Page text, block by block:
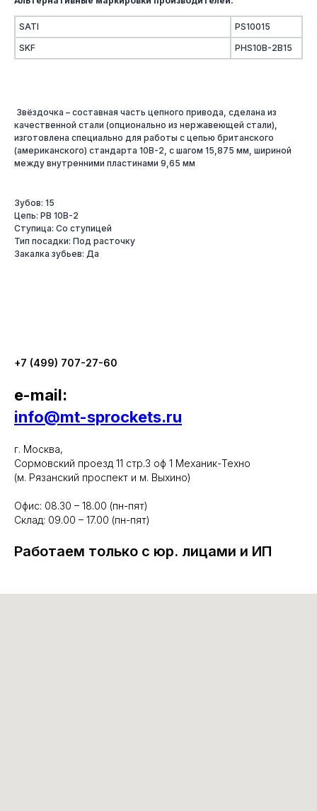
SATI
PS10015
SKF
PHS10B-2B15
Звёздочка – составная часть цепного привода, сделана из
качественной стали (опционально из нержавеющей стали),
изготовлена специально для работы с цепью британского
(американского) стандарта 10B-2, с шагом 15,875 мм, шириной
между внутренними пластинами 9,65 мм
Зубов: 15
Цепь: PB 10B-2
Ступица: Со ступицей
Тип посадки: Под расточку
Закалка зубьев: Да
+7 (499) 707-27-60
e-mail:
info@mt-sprockets.ru
г. Москва,
Сормовский проезд 11 стр.3 оф 1 Механик-Техно
(м. Рязанский проспект и м. Выхино)
Офис: 08.30 – 18.00 (пн-пят)
Склад: 09.00 – 17.00 (пн-пят)
Работаем только с юр. лицами и ИП